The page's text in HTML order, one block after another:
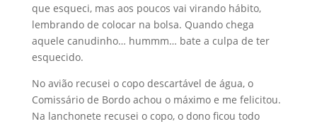
que esqueci, mas aos poucos vai virando hábito,
lembrando de colocar na bolsa. Quando chega
aquele canudinho… hummm… bate a culpa de ter
esquecido.
No avião recusei o copo descartável de água, o
Comissário de Bordo achou o máximo e me felicitou.
Na lanchonete recusei o copo, o dono ficou todo